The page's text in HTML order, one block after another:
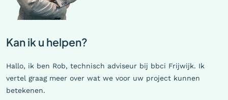
Kan ik u helpen?
Hallo, ik ben Rob, technisch adviseur bij bbci Frijwijk. Ik
vertel graag meer over wat we voor uw project kunnen
betekenen.